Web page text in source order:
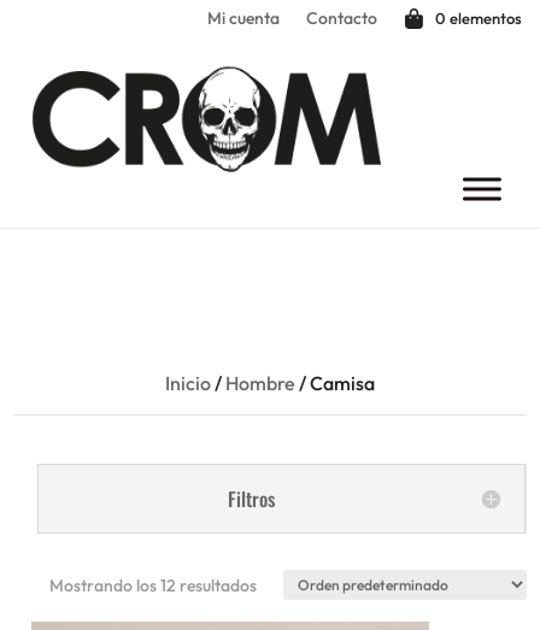
Mi cuenta Contacto 0 elementos
Inicio/ Hombre / Camisa
Filtros
Mostrando los 12 resultados